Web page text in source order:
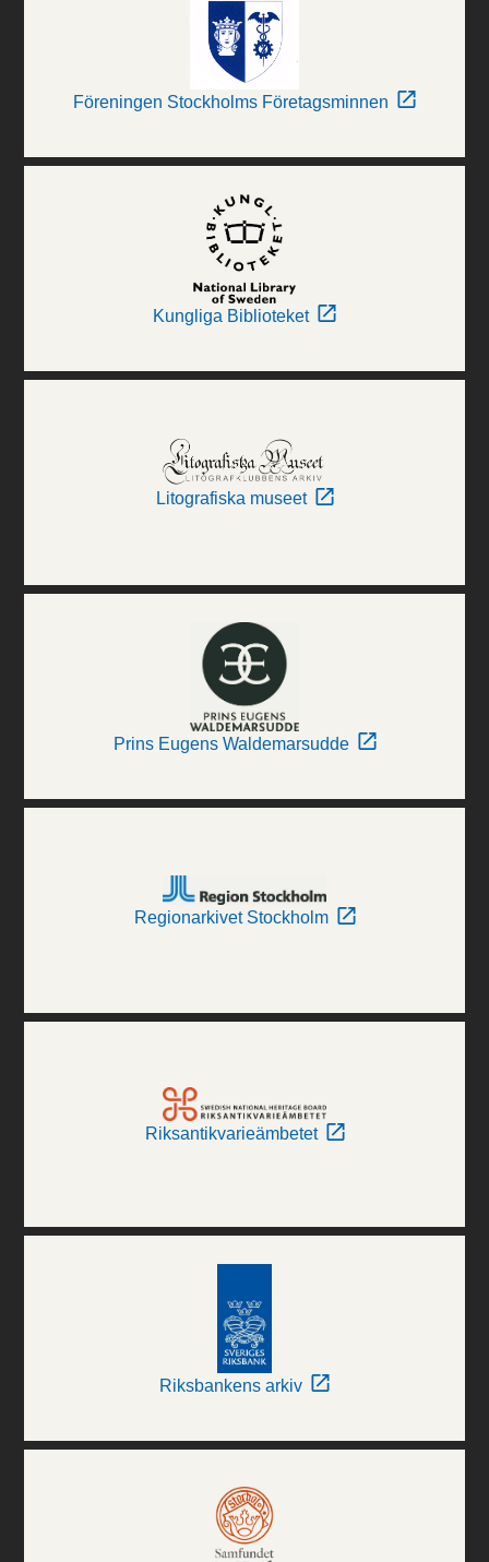
Föreningen Stockholms Företagsminnen
Kungliga Biblioteket
Litografiska museet
Prins Eugens Waldemarsudde
Regionarkivet Stockholm
Riksantikvarieämbetet
Riksbankens arkiv